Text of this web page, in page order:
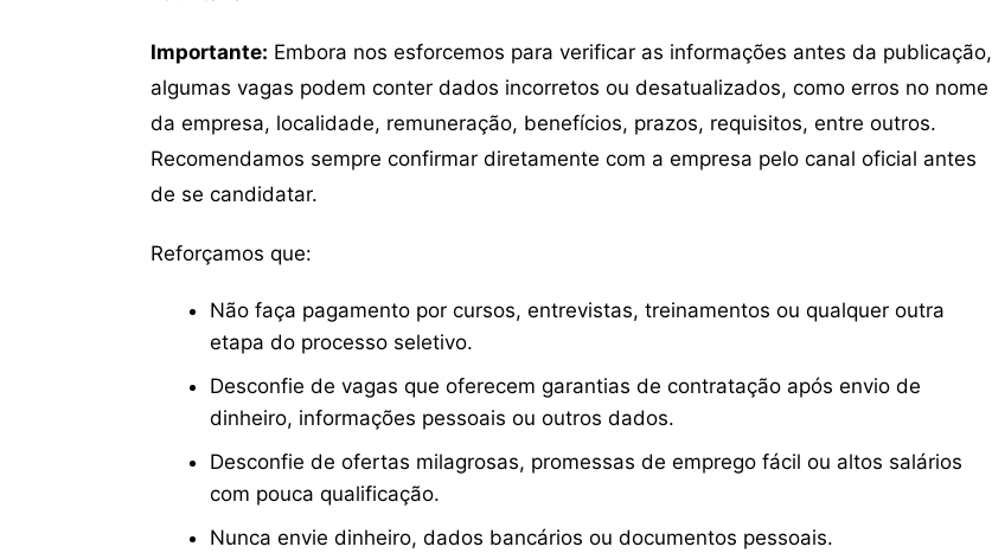
Importante: Embora nos esforcemos para verificar as informações antes da publicação,
algumas vagas podem conter dados incorretos ou desatualizados, como erros no nome
da empresa, localidade, remuneração, benefícios, prazos, requisitos, entre outros.
Recomendamos sempre confirmar diretamente com a empresa pelo canal oficial antes
de se candidatar.
Reforçamos que:
Não faça pagamento por cursos, entrevistas, treinamentos ou qualquer outra
etapa do processo seletivo.
Desconfie de vagas que oferecem garantias de contratação após envio de
dinheiro, informações pessoais ou outros dados.
Desconfie de ofertas milagrosas, promessas de emprego fácil ou altos salários
com pouca qualificação.
Nunca envie dinheiro, dados bancários ou documentos pessoais.